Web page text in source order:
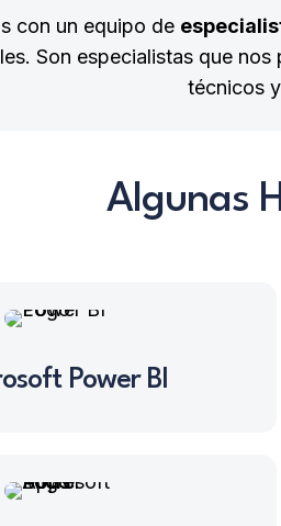
con un equipo de
Son especialistas que
técnicos
Algunas
Power BI